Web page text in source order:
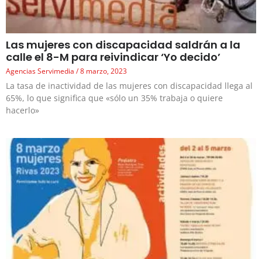
Las mujeres con discapacidad saldrán a la
calle el 8-M para reivindicar ‘Yo decido’
Agencias Servimedia 8 marzo, 2023
La tasa de inactividad de las mujeres con discapacidad llega al
65%, lo que significa que «sólo un 35% trabaja o quiere
hacerlo»